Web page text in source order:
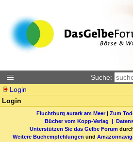
Suche:
Login
Login
Fluchtburg autark am Meer| Zum
Bücher vom Kopp-Verlag |
Unterstützen Sie das Gelbe Forum
Weitere Buchempfehlungen und